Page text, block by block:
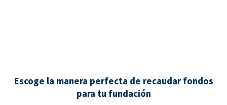
Escoge la manera perfecta de recaudar fondos
para tu fundación